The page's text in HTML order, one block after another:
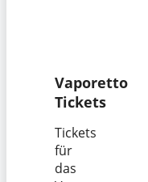
Vaporetto
Tickets
Tickets
für
das